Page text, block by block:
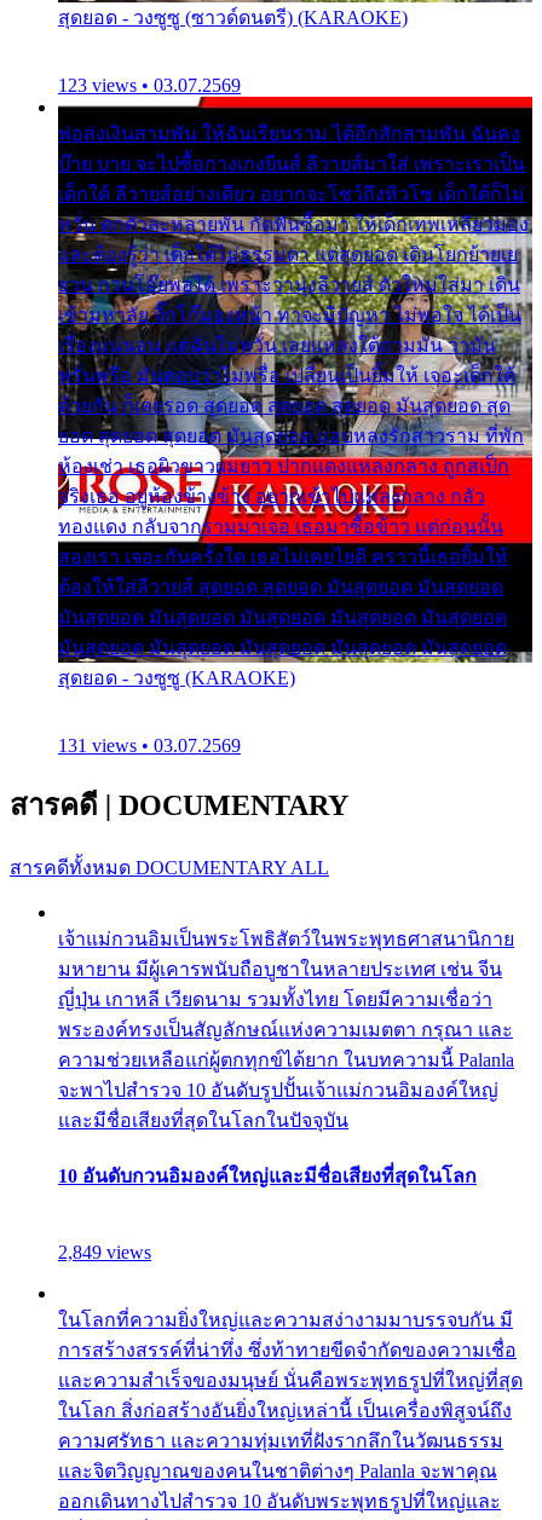
สุดยอด - วงซูซู (ซาวด์ดนตรี) (KARAOKE)
123 views • 03.07.2569
พ่อส่งเงินสามพัน ให้ฉันเรียนราม ได้อีกสักสามพัน ฉันคง
บ๊าย บาย จะไปซื้อกางเกงยีนส์ ลีวายส์มาใส่ เพราะเราเป็น
เด็กใต้ ลีวายส์อย่างเดียว อยากจะโชว์ถึงหิวโซ เด็กใต้ก็ไม่
หวั่น ตกตัวละหลายพัน กัดฟันซื้อมา ให้เด็กเทพเหลียวมอง
และต้องรู้ว่า เด็กใต้ไม่ธรรมดา แต่สุดยอด เดินโยกย้ายเย
ยวน กวนโอ๊ยพอได้ เพราะว่านุ่งลีวายส์ ตัวใหม่ใส่มา เดิน
เข้ามหาลัย จิ๊กโก๊มองหน้า ท่าจะมีปัญหา ไม่พอใจ ได้เป็น
เรื่องแน่นอน แต่ฉันไม่หวั่น เลยแหลงใต้ถามมัน ว่ามัน
พรั่นพรือ มันตอบว่าไม่พรื่อ เปลี่ยนเป็นยิ้มให้ เจอะเด็กใต้
ด้วยกัน ก็เลยรอด สุดยอด สุดยอด สุดยอด มันสุดยอด สุด
ยอด สุดยอด สุดยอด มันสุดยอด แอบหลงรักสาวราม ที่พัก
ห้องเช่า เธอผิวขาวผมยาว ปากแดงแหลงกลาง ถูกสเป็ก
จริงเธอ อยู่ห้องข้างข้าง อยากเข้าไปแหลงกลาง กลัว
ทองแดง กลับจากรามมาเจอ เธอมาซื้อข้าว แต่ก่อนนั้น
สองเรา เจอะกันครั้งใด เธอไม่เคยไยดี คราวนี้เธอยิ้มให้
ต้องให้ใส่ลีวายส์ สุดยอด สุดยอด มันสุดยอด มันสุดยอด
มันสุดยอด มันสุดยอด มันสุดยอด มันสุดยอด มันสุดยอด
มันสุดยอด มันสุดยอด มันสุดยอด มันสุดยอด มันสุดยอด
สุดยอด - วงซูซู (KARAOKE)
131 views • 03.07.2569
สารคดี | DOCUMENTARY
สารคดีทั้งหมด DOCUMENTARY ALL
เจ้าแม่กวนอิมเป็นพระโพธิสัตว์ในพระพุทธศาสนานิกาย
มหายาน มีผู้เคารพนับถือบูชาในหลายประเทศ เช่น จีน
ญี่ปุ่น เกาหลี เวียดนาม รวมทั้งไทย โดยมีความเชื่อว่า
พระองค์ทรงเป็นสัญลักษณ์แห่งความเมตตา กรุณา และ
ความช่วยเหลือแก่ผู้ตกทุกข์ได้ยาก ในบทความนี้ Palanla
จะพาไปสำรวจ 10 อันดับรูปปั้นเจ้าแม่กวนอิมองค์ใหญ่
และมีชื่อเสียงที่สุดในโลกในปัจจุบัน
10 อันดับกวนอิมองค์ใหญ่และมีชื่อเสียงที่สุดในโลก
2,849 views
ในโลกที่ความยิ่งใหญ่และความสง่างามมาบรรจบกัน มี
การสร้างสรรค์ที่น่าทึ่ง ซึ่งท้าทายขีดจำกัดของความเชื่อ
และความสำเร็จของมนุษย์ นั่นคือพระพุทธรูปที่ใหญ่ที่สุด
ในโลก สิ่งก่อสร้างอันยิ่งใหญ่เหล่านี้ เป็นเครื่องพิสูจน์ถึง
ความศรัทธา และความทุ่มเทที่ฝังรากลึกในวัฒนธรรม
และจิตวิญญาณของคนในชาติต่างๆ Palanla จะพาคุณ
ออกเดินทางไปสำรวจ 10 อันดับพระพุทธรูปที่ใหญ่และ